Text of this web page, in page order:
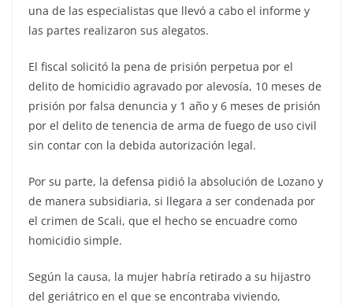
una de las especialistas que llevó a cabo el informe y
las partes realizaron sus alegatos.
El fiscal solicitó la pena de prisión perpetua por el
delito de homicidio agravado por alevosía, 10 meses de
prisión por falsa denuncia y 1 año y 6 meses de prisión
por el delito de tenencia de arma de fuego de uso civil
sin contar con la debida autorización legal.
Por su parte, la defensa pidió la absolución de Lozano y
de manera subsidiaria, si llegara a ser condenada por
el crimen de Scali, que el hecho se encuadre como
homicidio simple.
Según la causa, la mujer habría retirado a su hijastro
del geriátrico en el que se encontraba viviendo,